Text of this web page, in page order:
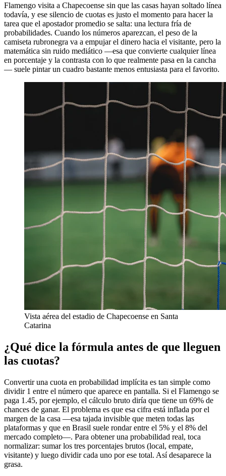
Flamengo visita a Chapecoense sin que las casas hayan soltado línea
todavía, y ese silencio de cuotas es justo el momento para hacer la
tarea que el apostador promedio se salta: una lectura fría de
probabilidades. Cuando los números aparezcan, el peso de la
camiseta rubronegra va a empujar el dinero hacia el visitante, pero la
matemática sin ruido mediático —esa que convierte cualquier línea
en porcentaje y la contrasta con lo que realmente pasa en la cancha
— suele pintar un cuadro bastante menos entusiasta para el favorito.
Vista aérea del estadio de Chapecoense en Santa
Catarina
¿Qué dice la fórmula antes de que lleguen
las cuotas?
Convertir una cuota en probabilidad implícita es tan simple como
dividir 1 entre el número que aparece en pantalla. Si el Flamengo se
paga 1.45, por ejemplo, el cálculo bruto diría que tiene un 69% de
chances de ganar. El problema es que esa cifra está inflada por el
margen de la casa —esa tajada invisible que meten todas las
plataformas y que en Brasil suele rondar entre el 5% y el 8% del
mercado completo—. Para obtener una probabilidad real, toca
normalizar: sumar los tres porcentajes brutos (local, empate,
visitante) y luego dividir cada uno por ese total. Así desaparece la
grasa.